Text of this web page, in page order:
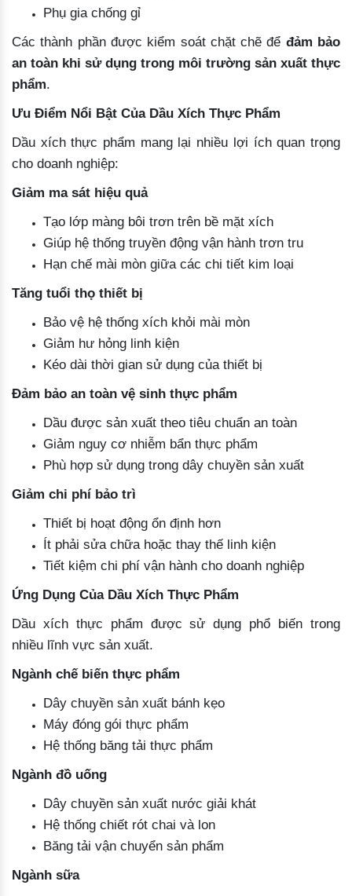
Phụ gia chống gỉ
Các thành phần được kiểm soát chặt chẽ để đảm bảo
an toàn khi sử dụng trong môi trường sản xuất thực
phẩm.
Ưu Điểm Nổi Bật Của Dầu Xích Thực Phẩm
Dầu xích thực phẩm mang lại nhiều lợi ích quan trọng
cho doanh nghiệp:
Giảm ma sát hiệu quả
Tạo lớp màng bôi trơn trên bề mặt xích
Giúp hệ thống truyền động vận hành trơn tru
Hạn chế mài mòn giữa các chi tiết kim loại
Tăng tuổi thọ thiết bị
Bảo vệ hệ thống xích khỏi mài mòn
Giảm hư hỏng linh kiện
Kéo dài thời gian sử dụng của thiết bị
Đảm bảo an toàn vệ sinh thực phẩm
Dầu được sản xuất theo tiêu chuẩn an toàn
Giảm nguy cơ nhiễm bẩn thực phẩm
Phù hợp sử dụng trong dây chuyền sản xuất
Giảm chi phí bảo trì
Thiết bị hoạt động ổn định hơn
Ít phải sửa chữa hoặc thay thế linh kiện
Tiết kiệm chi phí vận hành cho doanh nghiệp
Ứng Dụng Của Dầu Xích Thực Phẩm
Dầu xích thực phẩm được sử dụng phổ biến trong
nhiều lĩnh vực sản xuất.
Ngành chế biến thực phẩm
Dây chuyền sản xuất bánh kẹo
Máy đóng gói thực phẩm
Hệ thống băng tải thực phẩm
Ngành đồ uống
Dây chuyền sản xuất nước giải khát
Hệ thống chiết rót chai và lon
Băng tải vận chuyển sản phẩm
Ngành sữa